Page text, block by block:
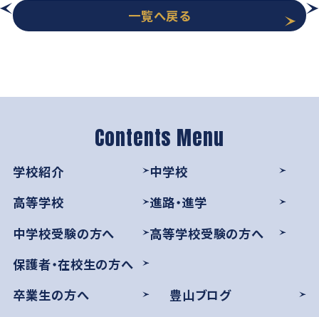
一覧へ戻る
学校紹介
中学校
高等学校
進路・進学
中学校受験の方へ
高等学校受験の方へ
保護者・在校生の方へ
卒業生の方へ
豊山ブログ